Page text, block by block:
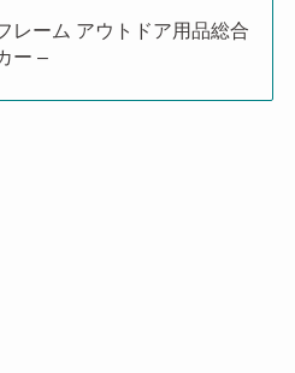
レーム アウトドア用品総合
ー –